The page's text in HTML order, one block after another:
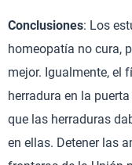
Conclusiones: Los
homeopatía no cura,
mejor. Igualmente, el
herradura en la
que las herraduras
en ellas. Detener las